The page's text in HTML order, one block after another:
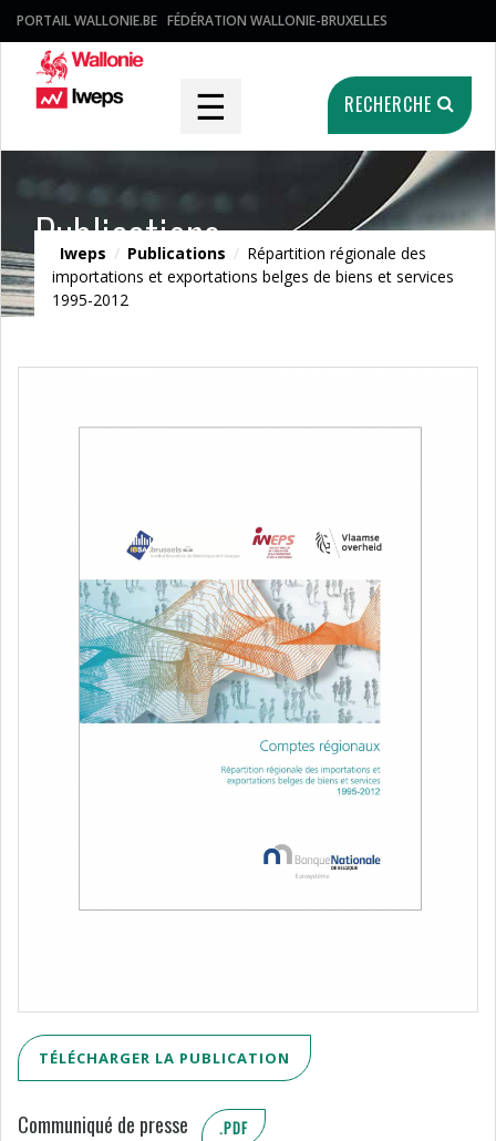
PORTAIL WALLONIE.BE FÉDÉRATION WALLONIE-BRUXELLES
☰ RECHERCHE
Publications
Iweps / Publications / Répartition régionale des
importations et exportations belges de biens et services
1995-2012
TÉLÉCHARGER LA PUBLICATION
Communiqué de presse .PDF